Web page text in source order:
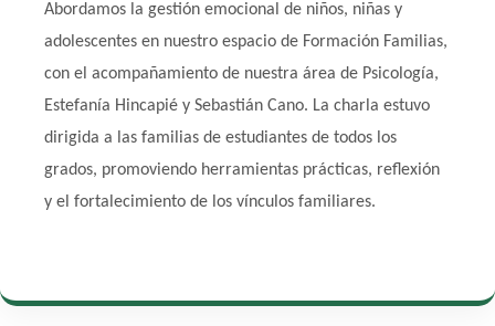
Abordamos la gestión emocional de niños, niñas y
adolescentes en nuestro espacio de Formación Familias,
con el acompañamiento de nuestra área de Psicología,
Estefanía Hincapié y Sebastián Cano. La charla estuvo
dirigida a las familias de estudiantes de todos los
grados, promoviendo herramientas prácticas, reflexión
y el fortalecimiento de los vínculos familiares.